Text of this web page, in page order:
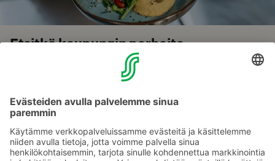
Etsitkö kaupungin parhaita
Aamiainen, lounas tai illallinen. Katso parhaat ravintolat lähellä
verkkosivujen kautta.
Selaa ravintoloita